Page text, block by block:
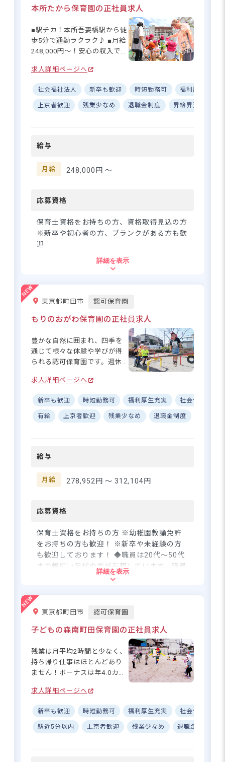
部門など、会社全体でサポー
心して保育に専念できる環境
です。男性保育士も活躍中で、
みんなで話し合いながら、よ
♪ 子どもたちのために「良い
りがいのある職場です◎
「団地南口」バス停より徒歩1分
※自転車通勤可（敷地内に駐輪スペース
完備）
日・1日4h～OK！早遅番手当は1
回あたり300円
希望に合う求人の
本所たから保育園の正社員求人
■駅チカ！本所吾妻橋駅から徒
歩5分で通勤ラクラク♪ ■月給
248,000円～！安心の収入でプ
げ住宅制度あり！住まいの心
配なく働ける環境 ■「見守る
保育」で子どもの主体性を大
切にする保育園♪ ーー【あた
「やってみたい」気持ちを大
践しています♪複数担任制を
採用しているので、得意を活
ワークが自慢！ 職員同士の仲
で抱え込まずに相談できる温
かな雰囲気が広がっていま
す。あなたらしさを大切にし
上げる喜びを一緒に感じませ
バランスを大切にする、働き
やすさ抜群の環境】 年間休日
120日、完全週休2日制で、プ
ライベートの時間もしっかり
産育休取得率100％と、休暇を
取りやすい職場環境です◎ 残
業も月2～3時間程度と少な
手書き作業も大幅に削減し、
ます。さらに、月給248,000円
～と安定した収入に加え、借
り上げ住宅制度も完備！働き
求人詳細ページへ
社会福祉法人 新卒も歓迎 時短勤務可 福利厚生充実
上京者歓迎 残業少なめ 退職金制度 昇給昇進あり
給与
月給 248,000円 〜
応募資格
保育士資格をお持ちの方、資格取得見込の方
※新卒や初心者の方、ブランクがある方も歓
迎
都営浅草線「本所吾妻橋駅」より徒歩5
■自転車通勤可（無料駐輪場あり）
複数担任制で保育にゆとりを。困
ったときも一人で抱え込まずに気
軽に相談♪
登録・相談無料
詳細を表示
東京都町田市 認可保育園
もりのおがわ保育園の正社員求人
豊かな自然に囲まれ、四季を
通じて様々な体験や学びが得
られる認可保育園です。週休2
は月平均2時間！持ち帰りもほ
ぼありませんので、自分の時
間を大切にしながらメリハリ
良く働けます。また、取得率
の両立も無理なくできる環境
で、子どもたちの健やかな成
長を見守っていきませんか？
求人詳細ページへ
新卒も歓迎 時短勤務可 福利厚生充実 社会保険完備
有給 上京者歓迎 残業少なめ 退職金制度
給与
月給 278,952円 〜312,104円
応募資格
保育士資格をお持ちの方 ※幼稚園教諭免許
をお持ちの方も歓迎！ ※新卒や未経験の方
も歓迎しております！ ◆職員は20代～50代
まで幅広い年代の方が在籍しています。職員
同士で積極的にコミュニケーションを取って
す。
住所
東京都町田市小川1-11-2
JR横浜線「成瀬駅」または東急田園都市
線「つくし野駅」から徒歩13分
※マイカー・バイク・自転車通勤OK（駐
車場：近隣駐車場にて対応）
詳細を表示
東京都町田市 認可保育園
子どもの森南町田保育園の正社員求人
残業は月平均2時間と少なく、
持ち帰り仕事はほとんどあり
ません！ボーナスは年4.0カ月
もの森南町田保育園は、南町
田に2021年4月に開所した保育
園です。近隣には姉妹園もあ
り、協力しながら園づくりを
求人詳細ページへ
新卒も歓迎 時短勤務可 福利厚生充実 社会保険完備
駅近5分以内 上京者歓迎 残業少なめ 退職金制度